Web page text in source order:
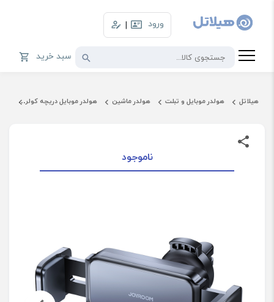
ورود |
سبد خرید
هیلاتل هولدر موبایل و تبلت هولدر ماشین هولدر موبایل دریچه کولر
ناموجود